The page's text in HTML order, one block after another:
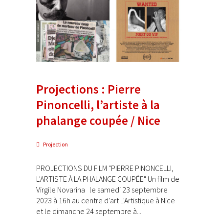
Projections : Pierre
Pinoncelli, l’artiste à la
phalange coupée / Nice
Projection
PROJECTIONS DU FILM "PIERRE PINONCELLI,
L'ARTISTE À LA PHALANGE COUPÉE" Un film de
Virgile Novarina le samedi 23 septembre
2023 à 16h au centre d'art L'Artistique à Nice
et le dimanche 24 septembre à...